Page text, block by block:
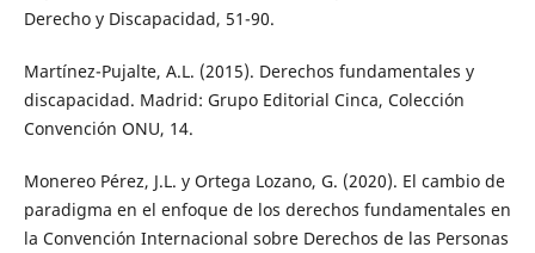
Derecho y Discapacidad, 51-90.
Martínez-Pujalte, A.L. (2015). Derechos fundamentales y
discapacidad. Madrid: Grupo Editorial Cinca, Colección
Convención ONU, 14.
Monereo Pérez, J.L. y Ortega Lozano, G. (2020). El cambio de
paradigma en el enfoque de los derechos fundamentales en
la Convención Internacional sobre Derechos de las Personas